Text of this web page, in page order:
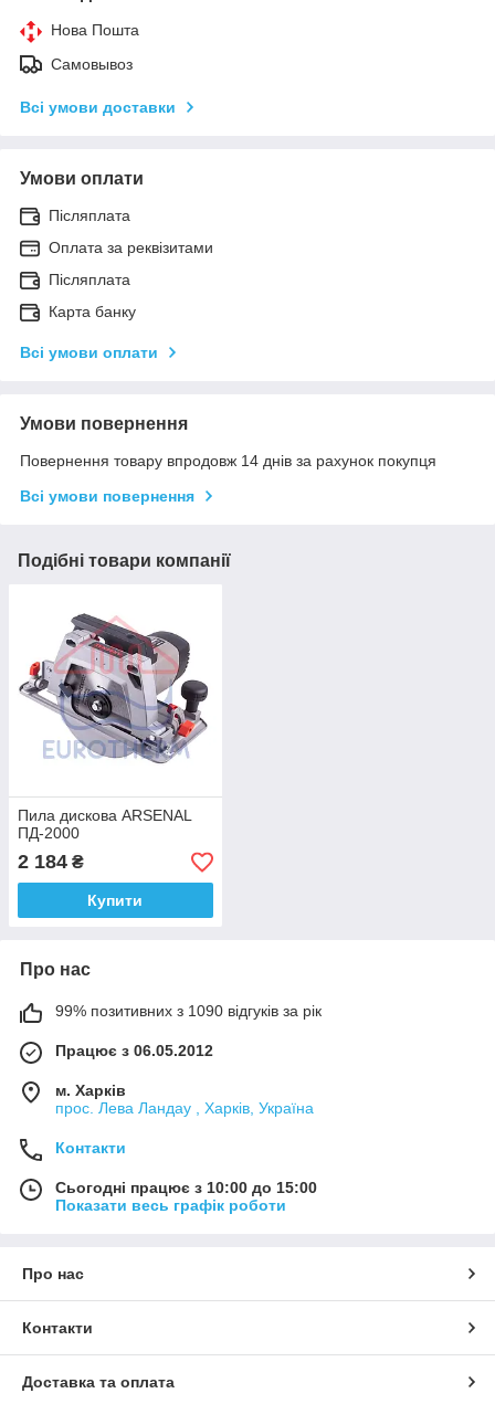
Нова Пошта
Самовывоз
Всі умови доставки
Умови оплати
Післяплата
Оплата за реквізитами
Післяплата
Карта банку
Всі умови оплати
Умови повернення
Повернення товару впродовж 14 днів за рахунок покупця
Всі умови повернення
Подібні товари компанії
Пила дискова ARSENAL
ПД-2000
2 184 ₴
Купити
Про нас
99% позитивних з 1090 відгуків за рік
Працює з 06.05.2012
м. Харків
прос. Лева Ландау , Харків, Україна
Контакти
Сьогодні працює з 10:00 до 15:00
Показати весь графік роботи
Про нас
Контакти
Доставка та оплата